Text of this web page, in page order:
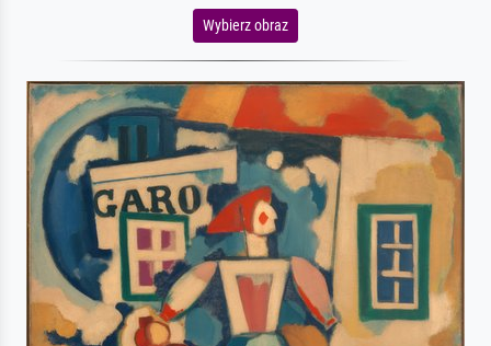
Wybierz obraz